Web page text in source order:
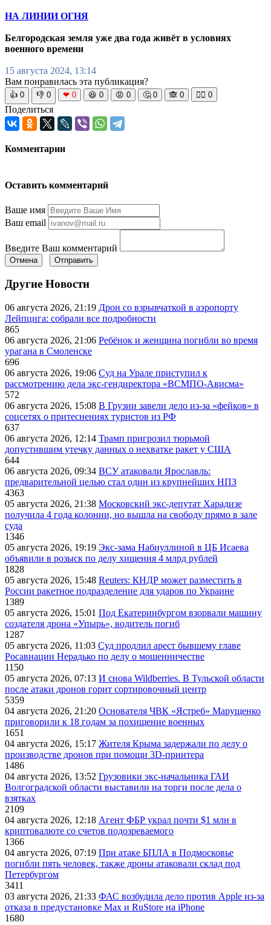
НА ЛИНИИ ОГНЯ
Белгородская земля уже два года живёт в условиях
военного времени
15 августа 2024, 13:14
Вам понравилась эта публикация?
👍 0 👎 0 ❤ 0 😆 0 😡 0 🤔 0 🙈 0 🧘‍♀️ 0
Поделиться
Комментарии
Оставить комментарий
Ваше имя
Ваш email
Введите Ваш комментарий
Отмена Отправить
Другие Новости
06 августа 2026, 21:19 Дрон со взрывчаткой в аэропорту
Лейпцига: собрали все подробности
865
06 августа 2026, 21:06 Ребёнок и женщина погибли во время
урагана в Смоленске
696
06 августа 2026, 19:06 Суд на Урале приступил к
рассмотрению дела экс-гендиректора «ВСМПО-Ависма»
572
06 августа 2026, 15:08 В Грузии завели дело из-за «фейков» в
соцсетях о притеснениях туристов из РФ
637
06 августа 2026, 12:14 Трамп пригрозил тюрьмой
допустившим утечку данных о нехватке ракет у США
644
06 августа 2026, 09:34 ВСУ атаковали Ярославль:
предварительной целью стал один из крупнейших НПЗ
4363
05 августа 2026, 21:38 Московский экс-депутат Харадизе
получила 4 года колонии, но вышла на свободу прямо в зале
суда
1346
05 августа 2026, 19:19 Экс-зама Набиуллиной в ЦБ Исаева
объявили в розыск по делу хищения 4 млрд рублей
1828
05 августа 2026, 15:48 Reuters: КНДР может разместить в
России ракетное подразделение для ударов по Украине
1389
05 августа 2026, 15:01 Под Екатеринбургом взорвали машину
создателя дрона «Упырь», водитель погиб
1287
05 августа 2026, 11:03 Суд продлил арест бывшему главе
Росавиации Нерадько по делу о мошенничестве
1150
05 августа 2026, 07:13 И снова Wildberries. В Тульской области
после атаки дронов горит сортировочный центр
5359
04 августа 2026, 21:20 Основателя ЧВК «Ястреб» Марущенко
приговорили к 18 годам за похищение военных
1651
04 августа 2026, 15:17 Жителя Крыма задержали по делу о
производстве дронов при помощи 3D‑принтера
1486
04 августа 2026, 13:52 Грузовики экс-начальника ГАИ
Волгоградской области выставили на торги после дела о
взятках
2109
04 августа 2026, 12:18 Агент ФБР украл почти $1 млн в
криптовалюте со счетов подозреваемого
1366
04 августа 2026, 07:19 При атаке БПЛА в Подмосковье
погибли пять человек, также дроны атаковали склад под
Петербургом
3411
03 августа 2026, 21:33 ФАС возбудила дело против Apple из-за
отказа в предустановке Max и RuStore на iPhone
1680